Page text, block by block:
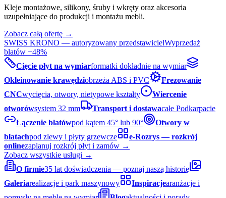
Kleje montażowe, silikony, śruby i wkręty oraz akcesoria
uzupełniające do produkcji i montażu mebli.
Zobacz całą ofertę →
SWISS KRONO — autoryzowany przedstawicielWyprzedaż
blatów −48%
Cięcie płyt na wymiarformatki dokładnie na wymiar
Okleinowanie krawędziobrzeża ABS i PVC
Frezowanie
CNCwycięcia, otwory, nietypowe kształty
Wiercenie
otworówsystem 32 mm Transport i dostawacałe Podkarpacie
Łączenie blatówpod kątem 45° lub 90°
Otwory w
blatachpod zlewy i płyty grzewcze
e-Rozrys — rozkrój
onlinezaplanuj rozkrój płyt i zamów →
Zobacz wszystkie usługi →
O firmie35 lat doświadczenia — poznaj naszą historię
Galeriarealizacje i park maszynowy Inspiracjearanżacje i